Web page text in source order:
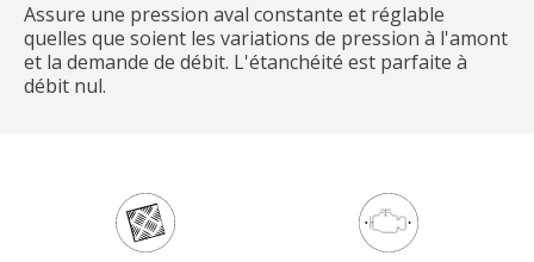
Assure une pression aval constante et réglable
quelles que soient les variations de pression à l'amont
et la demande de débit. L'étanchéité est parfaite à
débit nul.